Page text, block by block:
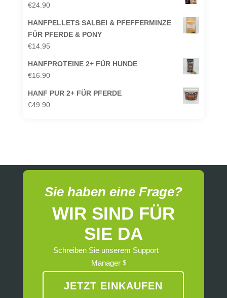
€24.90
HANFPELLETS SALBEI & PFEFFERMINZE
FÜR PFERDE & PONY
€14.95
HANFPROTEINE 2+ FÜR HUNDE
€16.90
HANF PUR 2+ FÜR PFERDE
€49.90
Sie haben eine Frage?
WIR SIND FÜR
SIE DA
Schreiben Sie unserem Support
Manager
JETZT EINKAUFEN